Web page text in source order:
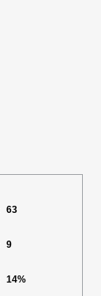
63
9
14%